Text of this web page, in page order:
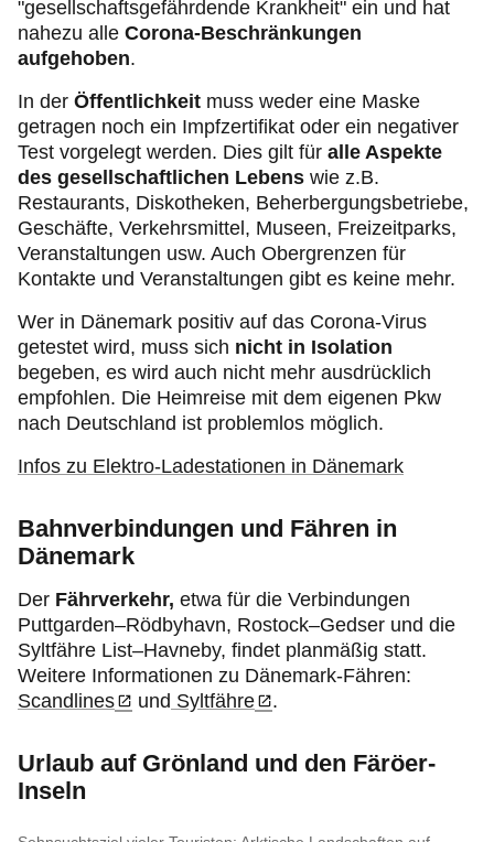
"gesellschaftsgefährdende Krankheit" ein und hat
nahezu alle Corona-Beschränkungen
aufgehoben.
In der Öffentlichkeit muss weder eine Maske
getragen noch ein Impfzertifikat oder ein negativer
Test vorgelegt werden. Dies gilt für alle Aspekte
des gesellschaftlichen Lebens wie z.B.
Restaurants, Diskotheken, Beherbergungsbetriebe,
Geschäfte, Verkehrsmittel, Museen, Freizeitparks,
Veranstaltungen usw. Auch Obergrenzen für
Kontakte und Veranstaltungen gibt es keine mehr.
Wer in Dänemark positiv auf das Corona-Virus
getestet wird, muss sich nicht in Isolation
begeben, es wird auch nicht mehr ausdrücklich
empfohlen. Die Heimreise mit dem eigenen Pkw
nach Deutschland ist problemlos möglich.
Infos zu Elektro-Ladestationen in Dänemark
Bahnverbindungen und Fähren in
Dänemark
Der Fährverkehr, etwa für die Verbindungen
Puttgarden–Rödbyhavn, Rostock–Gedser und die
Syltfähre List–Havneby, findet planmäßig statt.
Weitere Informationen zu Dänemark-Fähren:
Scandlines
und Syltfähre .
Urlaub auf Grönland und den Färöer-
Inseln